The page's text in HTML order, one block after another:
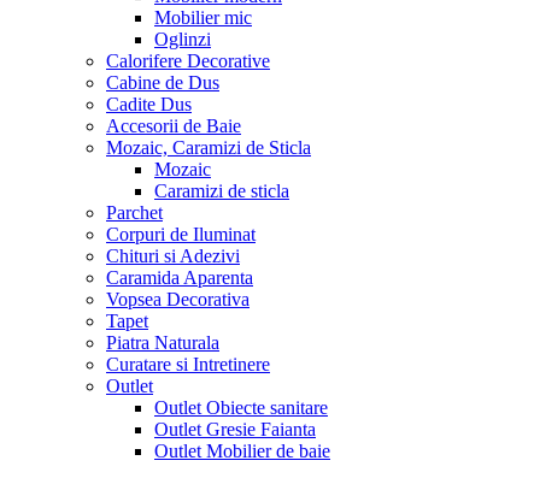
Mobilier mic
Oglinzi
Calorifere Decorative
Cabine de Dus
Cadite Dus
Accesorii de Baie
Mozaic, Caramizi de Sticla
Mozaic
Caramizi de sticla
Parchet
Corpuri de Iluminat
Chituri si Adezivi
Caramida Aparenta
Vopsea Decorativa
Tapet
Piatra Naturala
Curatare si Intretinere
Outlet
Outlet Obiecte sanitare
Outlet Gresie Faianta
Outlet Mobilier de baie